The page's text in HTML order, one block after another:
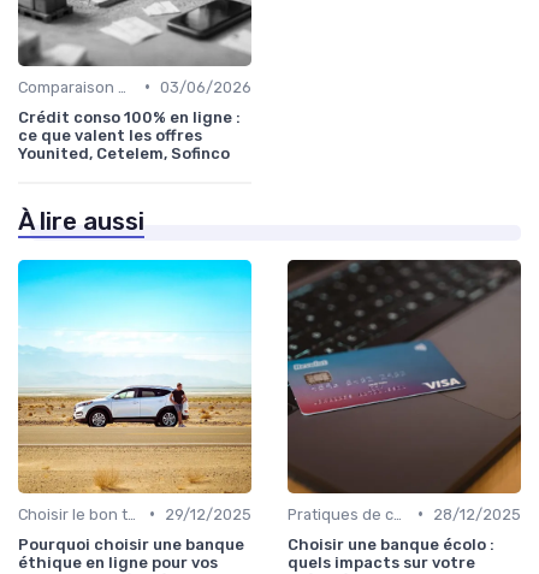
• 03/06/2026
Crédit conso 100% en ligne :
ce que valent les offres
Younited, Cetelem, Sofinco
À lire aussi
•
29/12/2025
Pourquoi choisir une banque
éthique en ligne pour vos
•
28/12/2025
Choisir une banque écolo :
quels impacts sur votre